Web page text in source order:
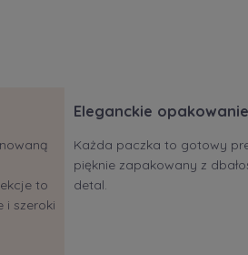
to
i szeroki
Eleganckie opakowanie
Każda paczka to gotowy
pięknie zapakowany z
detal.